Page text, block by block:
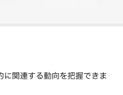
関連する動向を把握できま